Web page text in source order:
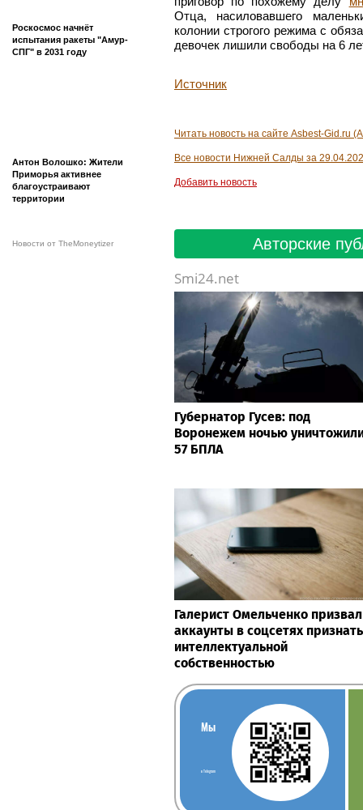
Роскосмос начнёт
испытания ракеты "Амур-
СПГ" в 2031 году
Антон Волошко: Жители
Приморья активнее
благоустраивают
территории
Новости от TheMoneytizer
Отца, насиловавшего
колонии строгого режима с
девочек лишили свободы на 6
Источник
Читать новость на сайте Asbest-Gid.ru
Все новости Нижней Салды за
Добавить новость
Авторские
Smi24.net
Губернатор Гусев: под
Воронежем ночью
57 БПЛА
Галерист Омельченко призвал
аккаунты в соцсетях признать
интеллектуальной
собственностью
Мы
в Telegram